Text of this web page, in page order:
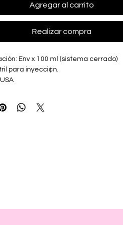
Agregar al carrito
Realizar compra
Env x 100 ml (sistema cerrado)
para inyecci¢n.